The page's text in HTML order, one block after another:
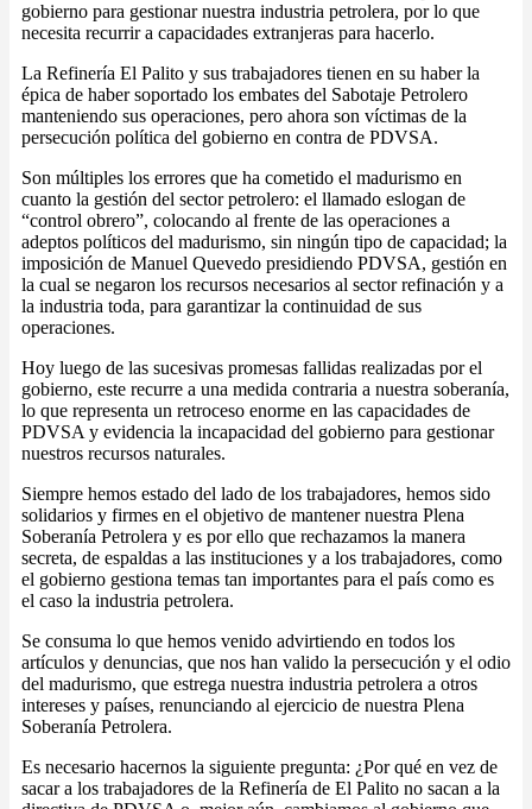
gobierno para gestionar nuestra industria petrolera, por lo que
necesita recurrir a capacidades extranjeras para hacerlo.
La Refinería El Palito y sus trabajadores tienen en su haber la
épica de haber soportado los embates del Sabotaje Petrolero
manteniendo sus operaciones, pero ahora son víctimas de la
persecución política del gobierno en contra de PDVSA.
Son múltiples los errores que ha cometido el madurismo en
cuanto la gestión del sector petrolero: el llamado eslogan de
“control obrero”, colocando al frente de las operaciones a
adeptos políticos del madurismo, sin ningún tipo de capacidad; la
imposición de Manuel Quevedo presidiendo PDVSA, gestión en
la cual se negaron los recursos necesarios al sector refinación y a
la industria toda, para garantizar la continuidad de sus
operaciones.
Hoy luego de las sucesivas promesas fallidas realizadas por el
gobierno, este recurre a una medida contraria a nuestra soberanía,
lo que representa un retroceso enorme en las capacidades de
PDVSA y evidencia la incapacidad del gobierno para gestionar
nuestros recursos naturales.
Siempre hemos estado del lado de los trabajadores, hemos sido
solidarios y firmes en el objetivo de mantener nuestra Plena
Soberanía Petrolera y es por ello que rechazamos la manera
secreta, de espaldas a las instituciones y a los trabajadores, como
el gobierno gestiona temas tan importantes para el país como es
el caso la industria petrolera.
Se consuma lo que hemos venido advirtiendo en todos los
artículos y denuncias, que nos han valido la persecución y el odio
del madurismo, que estrega nuestra industria petrolera a otros
intereses y países, renunciando al ejercicio de nuestra Plena
Soberanía Petrolera.
Es necesario hacernos la siguiente pregunta: ¿Por qué en vez de
sacar a los trabajadores de la Refinería de El Palito no sacan a la